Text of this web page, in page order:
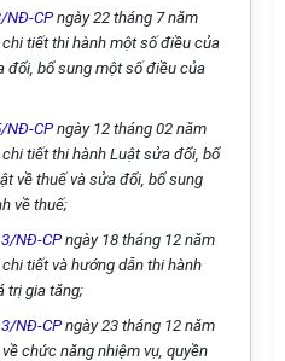
NĐ-CP ngày 22 tháng 7 năm
tiết thi hành một số điều của
đổi, bổ sung một số điều của
NĐ-CPngày 12 tháng 02 năm
tiết thi hành Luật sửa đổi, bổ
về thuế và sửa đổi, bổ sung
về thuế;
NĐ-CP ngày 18 tháng 12 năm
tiết và hướng dẫn thi hành
trị gia tăng;
NĐ-CP ngày 23 tháng 12 năm
chức năng nhiệm vụ, quyền